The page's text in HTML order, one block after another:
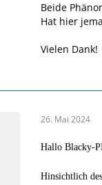
Beide
Hat hier
Vielen Dank!
26. Mai 2024
Hallo Blacky-
Hinsichtlich